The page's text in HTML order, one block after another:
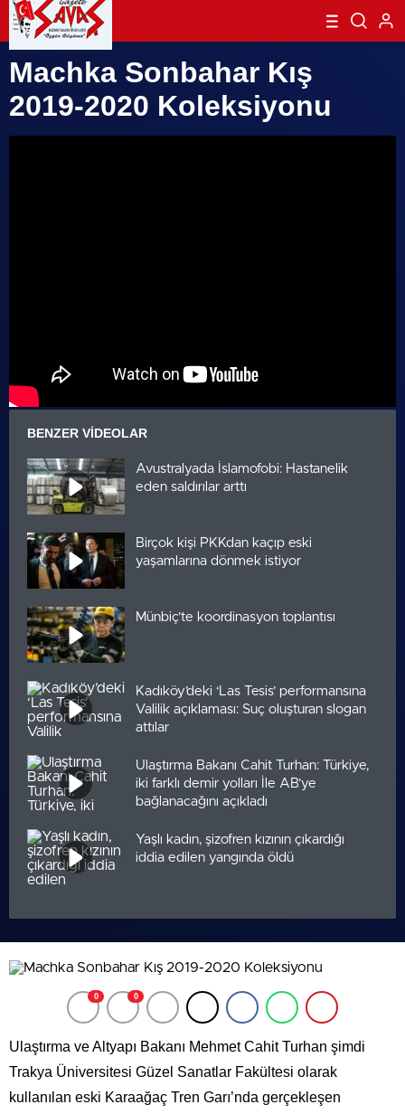
Machka Sonbahar Kış
2019-2020 Koleksiyonu
BENZER VIDEOLAR
Avustralyada İslamofobi: Hastanelik
eden saldırılar arttı
Birçok kişi PKKdan kaçıp eski
yaşamlarına dönmek istiyor
Münbiç’te koordinasyon toplantısı
Kadıköy’deki ‘Las Tesis’ performansına
Valilik açıklaması: Suç oluşturan slogan
attılar
Ulaştırma Bakanı Cahit Turhan: Türkiye,
iki farklı demir yolları İle AB’ye
bağlanacağını açıkladı
Yaşlı kadın, şizofren kızının çıkardığı
iddia edilen yangında öldü
0 0
Ulaştırma ve Altyapı Bakanı Mehmet Cahit Turhan şimdi
Trakya Üniversitesi Güzel Sanatlar Fakültesi olarak
kullanılan eski Karaağaç Tren Garı’nda gerçekleşen